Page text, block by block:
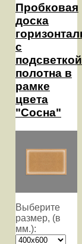
Пробковая
доска
с
подсветкой
полотна в
рамке
цвета
"Сосна"
Выберите
размер, (в
мм.):